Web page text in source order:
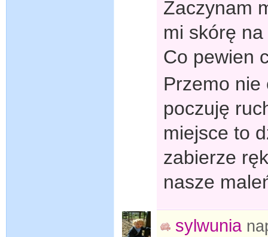
Zaczynam
mi skórę
Co pewien
Przemo nie
poczuję
miejsce to
zabierze
nasze
sylwunia